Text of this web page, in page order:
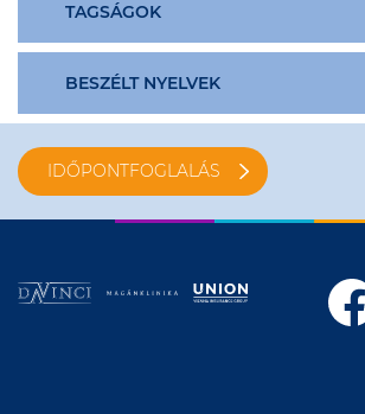
TAGSÁGOK
BESZÉLT NYELVEK
IDŐPONTFOGLALÁS